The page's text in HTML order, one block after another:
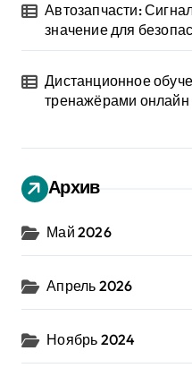
Автозапчасти:
значение для
Дистанционное
тренажёрами онлайн
Архив
Май 2026
Апрель 2026
Ноябрь 2024